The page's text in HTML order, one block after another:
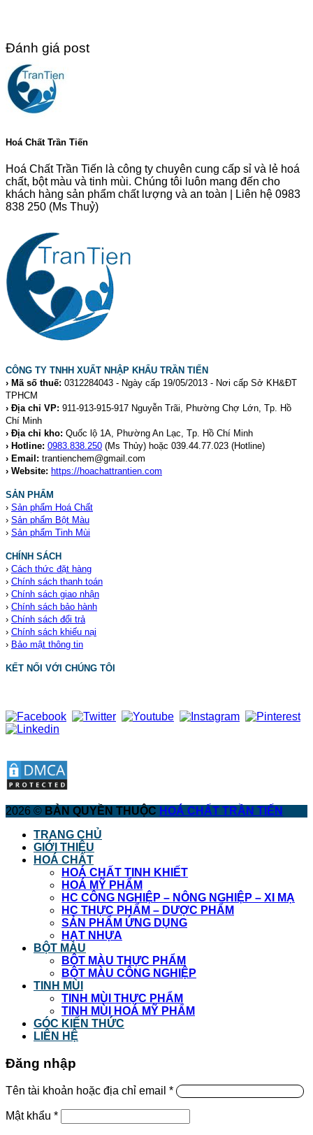
Đánh giá post
Hoá Chất Trần Tiến
Hoá Chất Trần Tiến là công ty chuyên cung cấp sỉ và lẻ hoá
chất, bột màu và tinh mùi. Chúng tôi luôn mang đến cho
khách hàng sản phẩm chất lượng và an toàn | Liên hệ 0983
838 250 (Ms Thuỷ)
CÔNG TY TNHH XUẤT NHẬP KHẨU TRẦN TIẾN
› Mã số thuế: 0312284043 - Ngày cấp 19/05/2013 - Nơi cấp Sở KH&ĐT
TPHCM
› Địa chỉ VP: 911-913-915-917 Nguyễn Trãi, Phường Chợ Lớn, Tp. Hồ
Chí Minh
› Địa chỉ kho: Quốc lộ 1A, Phường An Lạc, Tp. Hồ Chí Minh
› Hotline: 0983.838.250 (Ms Thủy) hoặc 039.44.77.023 (Hotline)
› Email: trantienchem@gmail.com
› Website: https://hoachattrantien.com
SẢN PHẨM
› Sản phẩm Hoá Chất
› Sản phẩm Bột Màu
› Sản phẩm Tinh Mùi
CHÍNH SÁCH
› Cách thức đặt hàng
› Chính sách thanh toán
› Chính sách giao nhận
› Chính sách bảo hành
› Chính sách đổi trả
› Chính sách khiếu nại
› Bảo mật thông tin
KẾT NỐI VỚI CHÚNG TÔI
2026 © BẢN QUYỀN THUỘC HOÁ CHẤT TRẦN TIẾN
TRANG CHỦ
GIỚI THIỆU
HOÁ CHẤT
HOÁ CHẤT TINH KHIẾT
HOÁ MỸ PHẨM
HC CÔNG NGHIỆP – NÔNG NGHIỆP – XI MẠ
HC THỰC PHẨM – DƯỢC PHẨM
SẢN PHẨM ỨNG DỤNG
HẠT NHỰA
BỘT MÀU
BỘT MÀU THỰC PHẨM
BỘT MÀU CÔNG NGHIỆP
TINH MÙI
TINH MÙI THỰC PHẨM
TINH MÙI HOÁ MỸ PHẨM
GÓC KIẾN THỨC
LIÊN HỆ
Đăng nhập
Tên tài khoản hoặc địa chỉ email *
Mật khẩu *